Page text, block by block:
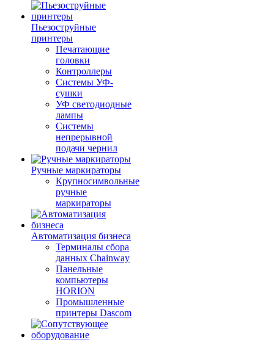
Пьезоструйные
принтеры
Печатающие
головки
Контроллеры
Системы УФ-
сушки
УФ светодиодные
лампы
Системы
непрерывной
подачи чернил
Ручные маркираторы
Крупносимвольные
ручные
маркираторы
Автоматизация бизнеса
Терминалы сбора
данных Chainway
Панельные
компьютеры
HORION
Промышленные
принтеры Dascom